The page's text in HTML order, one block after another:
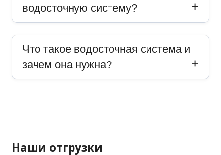
водосточную систему?
Что такое водосточная система и
зачем она нужна?
Наши отгрузки